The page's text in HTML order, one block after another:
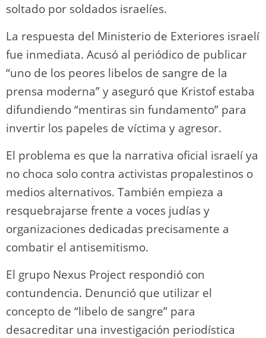
soltado por soldados israelíes.
La respuesta del Ministerio de Exteriores israelí
fue inmediata. Acusó al periódico de publicar
“uno de los peores libelos de sangre de la
prensa moderna” y aseguró que Kristof estaba
difundiendo “mentiras sin fundamento” para
invertir los papeles de víctima y agresor.
El problema es que la narrativa oficial israelí ya
no choca solo contra activistas propalestinos o
medios alternativos. También empieza a
resquebrajarse frente a voces judías y
organizaciones dedicadas precisamente a
combatir el antisemitismo.
El grupo Nexus Project respondió con
contundencia. Denunció que utilizar el
concepto de “libelo de sangre” para
desacreditar una investigación periodística